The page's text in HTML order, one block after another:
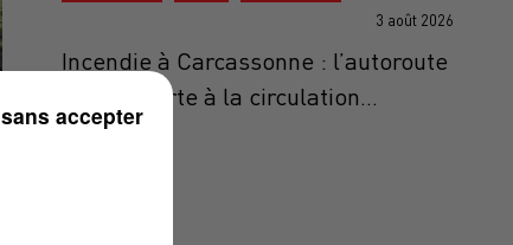
3 août 2026
Incendie à Carcassonne : l’autoroute
A61 rouverte à la circulation...
accepter